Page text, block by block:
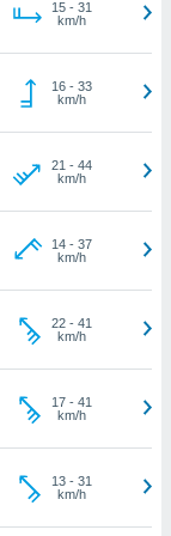
15- 31
km/h
16- 33
km/h
21 - 44
km/h
14- 37
km/h
22- 41
km/h
17- 41
km/h
13- 31
km/h